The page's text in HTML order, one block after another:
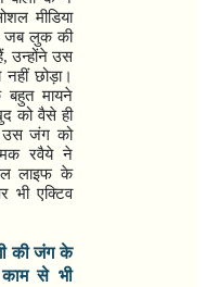
मीडिया
जब लुक की
,उन्होंने उस
छोड़ा।
मायने
को वैसे ही
उस जंग को
रवैये ने
लाइफ के
भी एक्टिव
की जंग के
से भी